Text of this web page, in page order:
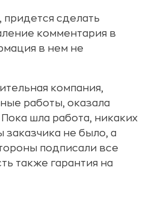
придется сделать
комментария в
в нем не
компания,
работы, оказала
Пока шла работа, никаких
заказчика не было, а
подписали все
также гарантия на